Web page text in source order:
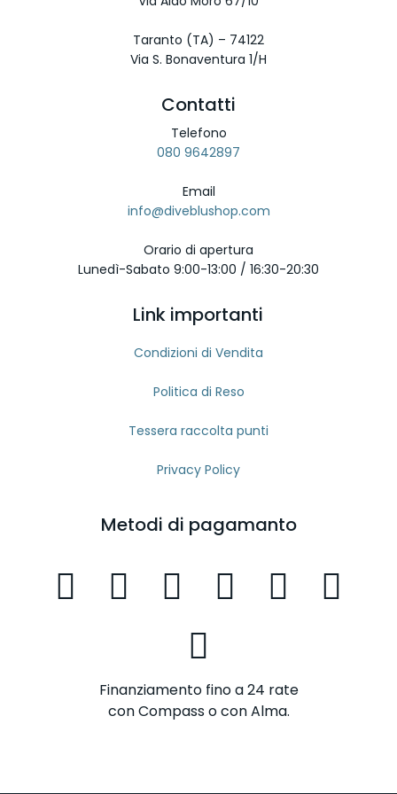
Taranto (TA) – 74122
Via S. Bonaventura 1/H
Contatti
Telefono
080 9642897
Email
info@diveblushop.com
Orario di apertura
Lunedì-Sabato 9:00-13:00 / 16:30-20:30
Link importanti
Condizioni di Vendita
Politica di Reso
Tessera raccolta punti
Privacy Policy
Metodi di pagamanto
Finanziamento fino a 24 rate
con Compass o con Alma.